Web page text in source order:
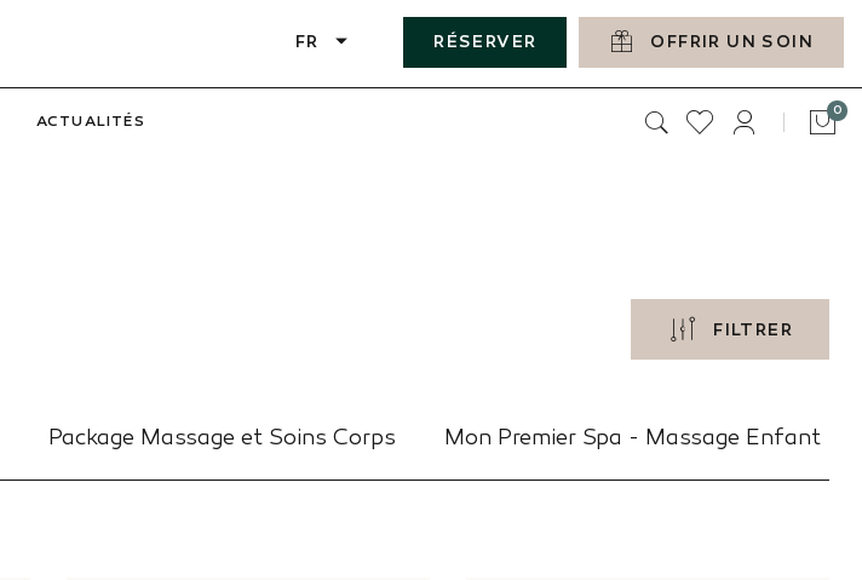
FR RÉSERVER OFFRIR UN SOIN
ACTUALITÉS
0
FILTRER
Package Massage et Soins Corps Mon Premier Spa - Massage Enfant